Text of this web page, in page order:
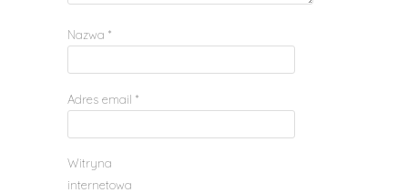
Nazwa *
Adres email *
Witryna
internetowa